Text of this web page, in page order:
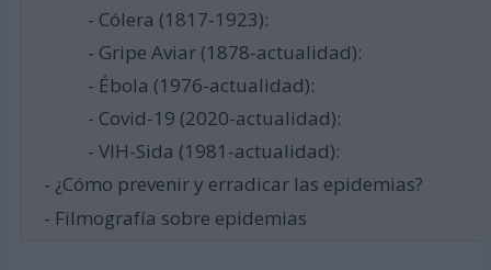
- Cólera (1817-1923):
- Gripe Aviar (1878-actualidad):
- Ébola (1976-actualidad):
- Covid-19 (2020-actualidad):
- VIH-Sida (1981-actualidad):
- ¿Cómo prevenir y erradicar las epidemias?
- Filmografía sobre epidemias